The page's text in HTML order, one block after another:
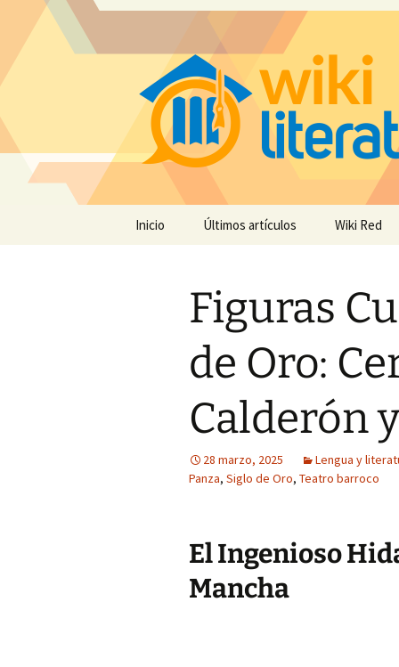
Inicio Últimos artículos Wiki Red
Figuras
de Oro:
Calderón
28 marzo, 2025
Lengua y
Panza, Siglo de Oro, Teatro barroco
El Ingenioso
Mancha